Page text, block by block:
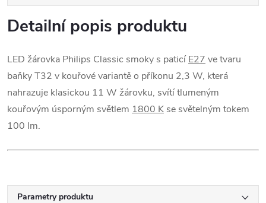
Detailní popis produktu
LED žárovka Philips Classic smoky s paticí E27 ve tvaru
baňky T32 v kouřové variantě o příkonu 2,3 W, která
nahrazuje klasickou 11 W žárovku, svítí tlumeným
kouřovým úsporným světlem 1800 K se světelným tokem
100 lm.
Parametry produktu